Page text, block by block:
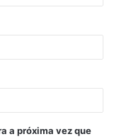
a próxima vez que